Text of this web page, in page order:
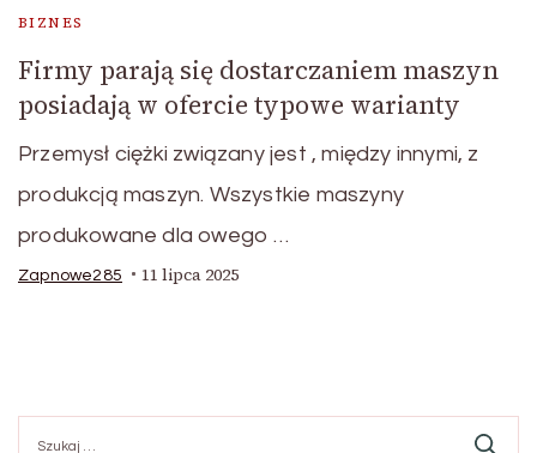
BIZNES
Firmy parają się dostarczaniem maszyn
posiadają w ofercie typowe warianty
Przemysł ciężki związany jest , między innymi, z
produkcją maszyn. Wszystkie maszyny
produkowane dla owego …
Zapnowe285 11 lipca 2025